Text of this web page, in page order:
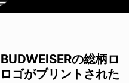
の総柄ロ
ゴがプリントされた